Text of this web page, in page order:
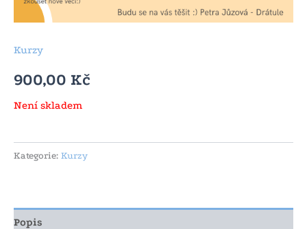
Kurzy
900,00 Kč
Není skladem
Kategorie: Kurzy
Popis